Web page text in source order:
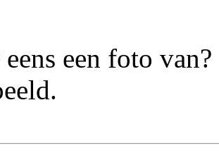
een foto